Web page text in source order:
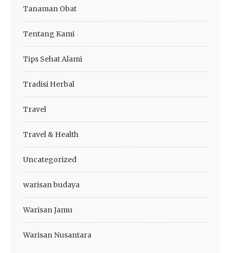
Tanaman Obat
Tentang Kami
Tips Sehat Alami
Tradisi Herbal
Travel
Travel & Health
Uncategorized
warisan budaya
Warisan Jamu
Warisan Nusantara